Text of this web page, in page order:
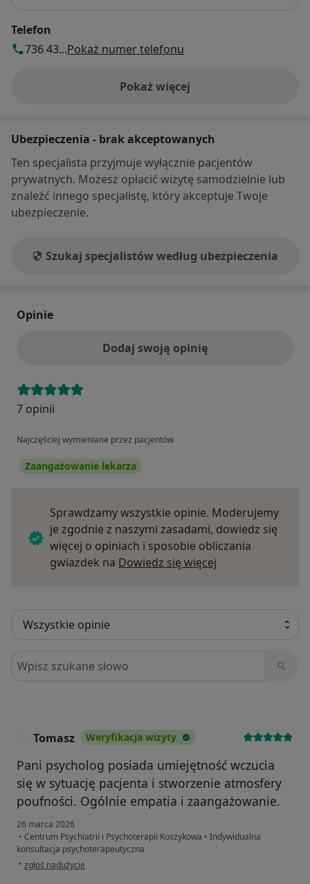
Telefon
736 43...Pokaż numer telefonu
Pokaż więcej
o adresie
Ubezpieczenia - brak akceptowanych
Ten specjalista przyjmuje wyłącznie pacjentów
prywatnych. Możesz opłacić wizytę samodzielnie lub
znaleźć innego specjalistę, który akceptuje Twoje
ubezpieczenie.
Szukaj specjalistów według ubezpieczenia
Opinie
Dodaj swoją opinię
7 opinii
Najczęściej wymieniane przez pacjentów
Zaangażowanie lekarza
Sprawdzamy wszystkie opinie. Moderujemy
je zgodnie z naszymi zasadami, dowiedz się
więcej o opiniach i sposobie obliczania
gwiazdek na Dowiedz się więcej
Szukaj w opiniach
Tomasz Weryfikacja wizyty
Pani psycholog posiada umiejętność wczucia
się w sytuację pacjenta i stworzenie atmosfery
poufności. Ogólnie empatia i zaangażowanie.
26 marca 2026
• Centrum Psychiatrii i Psychoterapii Koszykowa • Indywidualna
konsultacja psychoterapeutyczna
• w opinii użytkownika Tomasz
zgłoś nadużycie